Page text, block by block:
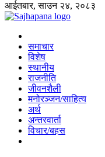
आईतबार, साउन २४, २०८३
समाचार
विशेष
स्थानीय
राजनीति
जीवनशैली
मनोरञ्जन/साहित्य
अर्थ
अन्तरवार्ता
विचार/बहस